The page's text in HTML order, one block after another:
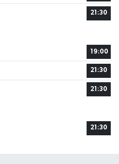
21:30
19:00
21:30
21:30
21:30